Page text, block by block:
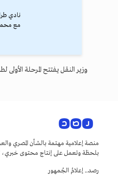
نادي
مع
وزير النقل يفتتح المرحلة
منصة إعلامية مهتمة بالشأن المصري
بلحظة وتعمل على إنتاج محتوى خبري،
رصد.. إعلامُ الجُمهور